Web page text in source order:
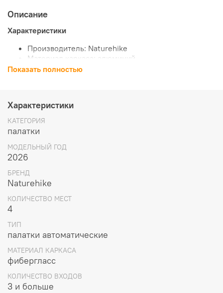
Описание
Характеристики
Производитель: Naturehike
Материал каркаса: алюминий
Материал внешнего тента: 150D ткань Оксфорд
Материал дна: 150D ткань Оксфорд
Водостойкость дна (мм в. ст.): 3000
Цвет палатки: серый/светло-серый
Количество слоев: 2
Устойчивость к ультрафиолетовому излучению: Да
Количество входов в тамбур: 2
Количество входов в палатку: 3
Комплектация: Колышки, оттяжки, опоры,
Наружний габарит (см): 305х275
Габарит спального места (см):152х275
Упаковка:Тканевый мешок
Показать полностью
Характеристики
КАТЕГОРИЯ
палатки
МОДЕЛЬНЫЙ ГОД
2026
БРЕНД
Naturehike
КОЛИЧЕСТВО МЕСТ
4
ТИП
палатки автоматические
МАТЕРИАЛ КАРКАСА
фибергласс
КОЛИЧЕСТВО ВХОДОВ
3 и больше